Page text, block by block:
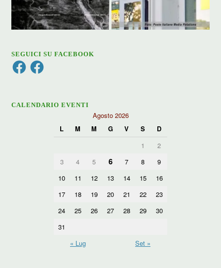
SEGUICI SU FACEBOOK
FacebookFacebook
CALENDARIO EVENTI
Agosto 2026
L
M M G V S
D
1
2
3
4 5 6 7 8
9
10
11 12 13 14 15
16
17
18 19 20 21 22
23
24
25 26 27 28 29
30
31
« Lug
Set »